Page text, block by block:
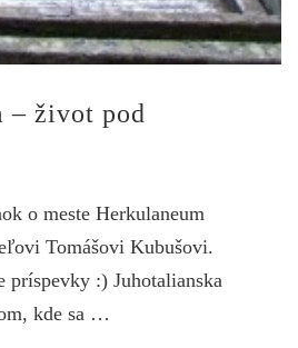
– život pod
o meste Herkulaneum
Tomášovi Kubušovi.
príspevky :) Juhotalianska
kde sa …